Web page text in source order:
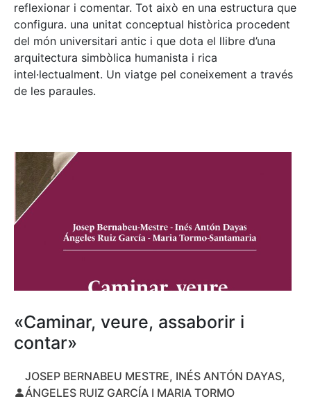
reflexionar i comentar. Tot això en una estructura que
configura. una unitat conceptual històrica procedent
del món universitari antic i que dota el llibre d’una
arquitectura simbòlica humanista i rica
intel·lectualment. Un viatge pel coneixement a través
de les paraules.
«Caminar, veure, assaborir i
contar»
JOSEP BERNABEU MESTRE, INÉS ANTÓN DAYAS,
ÁNGELES RUIZ GARCÍA I MARIA TORMO